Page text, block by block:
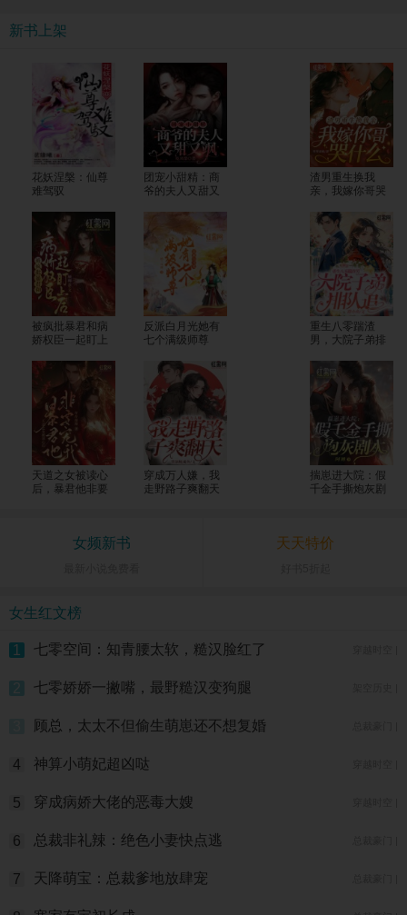
新书上架
花妖涅槃：仙尊
难驾驭
团宠小甜精：商
爷的夫人又甜又
渣男重生换我
亲，我嫁你哥哭
被疯批暴君和病
娇权臣一起盯上
反派白月光她有
七个满级师尊
重生八零踹渣
男，大院子弟排
天道之女被读心
后，暴君他非要
穿成万人嫌，我
走野路子爽翻天
揣崽进大院：假
千金手撕炮灰剧
女频新书 天天特价
女生红文榜
1 七零空间：知青腰太软，糙汉脸红了
2 七零娇娇一撇嘴，最野糙汉变狗腿
顾总，太太不但偷生萌崽还不想复婚
4 神算小萌妃超凶哒
5 穿成病娇大佬的恶毒大嫂
6 总裁非礼辣：绝色小妻快点逃
7 天降萌宝：总裁爹地放肆宠